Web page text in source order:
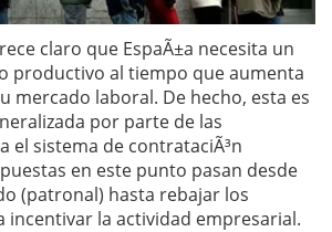
claro que EspaÃ±a necesita un
productivo al tiempo que aumenta
mercado laboral. De hecho, esta es
por parte de las
el sistema de contrataciÃ³n
en este punto pasan desde
(patronal) hasta rebajar los
incentivar la actividad empresarial.